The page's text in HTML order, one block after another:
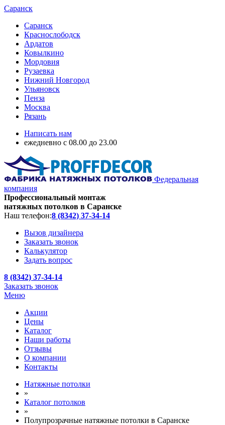
Саранск
Саранск
Краснослободск
Ардатов
Ковылкино
Мордовия
Рузаевка
Нижний Новгород
Ульяновск
Пенза
Москва
Рязань
Написать нам
ежедневно с 08.00 до 23.00
Федеральная
компания
Профессиональный монтаж
натяжных потолков в Саранске
Наш телефон:8 (8342) 37-34-14
Вызов дизайнера
Заказать звонок
Калькулятор
Задать вопрос
8 (8342) 37-34-14
Заказать звонок
Меню
Акции
Цены
Каталог
Наши работы
Отзывы
О компании
Контакты
Натяжные потолки
»
Каталог потолков
»
Полупрозрачные натяжные потолки в Саранске